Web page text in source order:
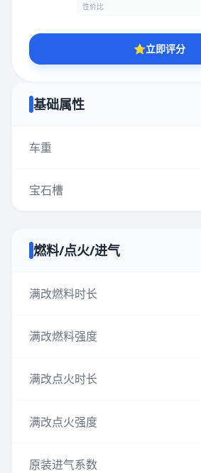
性价比
⭐立即评分
基础属性
车重
宝石槽
燃料/点火/进气
满改燃料时长
满改燃料强度
满改点火时长
满改点火强度
原装进气系数
性价比
★★★★★★★★★★